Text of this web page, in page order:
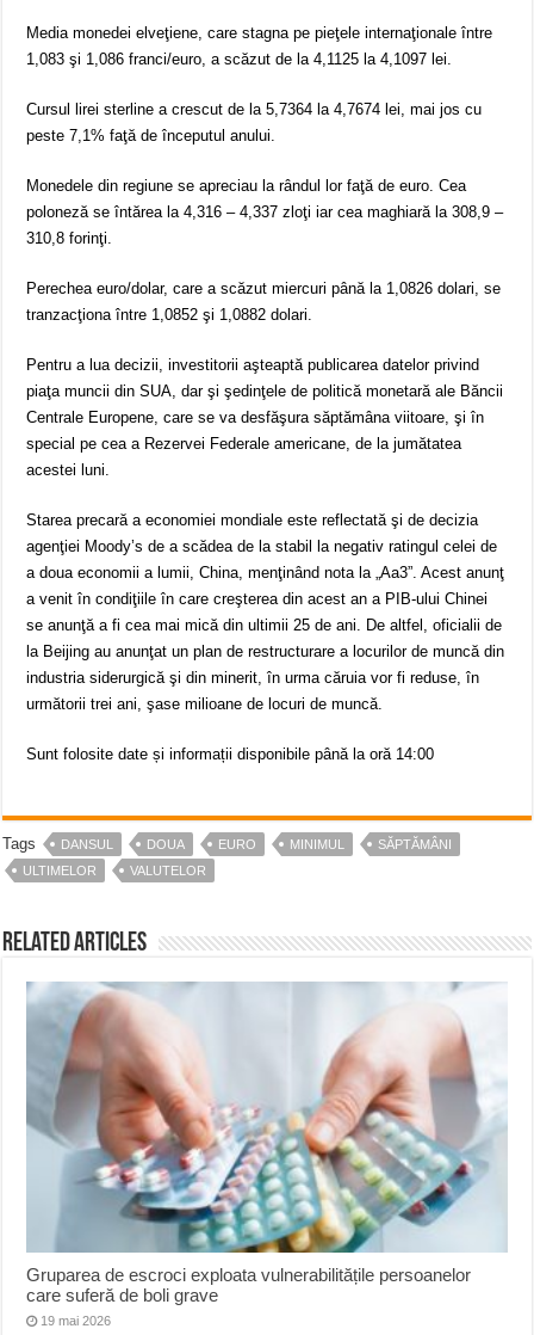
Media monedei elveţiene, care stagna pe pieţele internaţionale între
1,083 şi 1,086 franci/euro, a scăzut de la 4,1125 la 4,1097 lei.
Cursul lirei sterline a crescut de la 5,7364 la 4,7674 lei, mai jos cu
peste 7,1% faţă de începutul anului.
Monedele din regiune se apreciau la rândul lor faţă de euro. Cea
poloneză se întărea la 4,316 – 4,337 zloţi iar cea maghiară la 308,9 –
310,8 forinţi.
Perechea euro/dolar, care a scăzut miercuri până la 1,0826 dolari, se
tranzacţiona între 1,0852 şi 1,0882 dolari.
Pentru a lua decizii, investitorii aşteaptă publicarea datelor privind
piaţa muncii din SUA, dar şi şedinţele de politică monetară ale Băncii
Centrale Europene, care se va desfăşura săptămâna viitoare, şi în
special pe cea a Rezervei Federale americane, de la jumătatea
acestei luni.
Starea precară a economiei mondiale este reflectată şi de decizia
agenţiei Moody’s de a scădea de la stabil la negativ ratingul celei de
a doua economii a lumii, China, menţinând nota la „Aa3”. Acest anunţ
a venit în condiţiile în care creşterea din acest an a PIB-ului Chinei
se anunţă a fi cea mai mică din ultimii 25 de ani. De altfel, oficialii de
la Beijing au anunţat un plan de restructurare a locurilor de muncă din
industria siderurgică şi din minerit, în urma căruia vor fi reduse, în
următorii trei ani, şase milioane de locuri de muncă.
Sunt folosite date și informații disponibile până la oră 14:00
Tags DANSUL DOUA EURO MINIMUL
SĂPTĂMÂNI
ULTIMELOR
VALUTELOR
Related Articles
Gruparea de escroci exploata vulnerabilitățile persoanelor
care suferă de boli grave
19 mai 2026